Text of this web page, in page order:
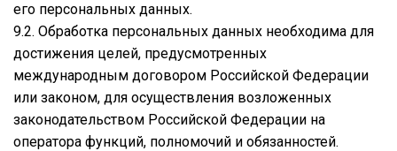
его персональных данных.
9.2. Обработка персональных данных необходима для
достижения целей, предусмотренных
международным договором Российской Федерации
или законом, для осуществления возложенных
законодательством Российской Федерации на
оператора функций, полномочий и обязанностей.